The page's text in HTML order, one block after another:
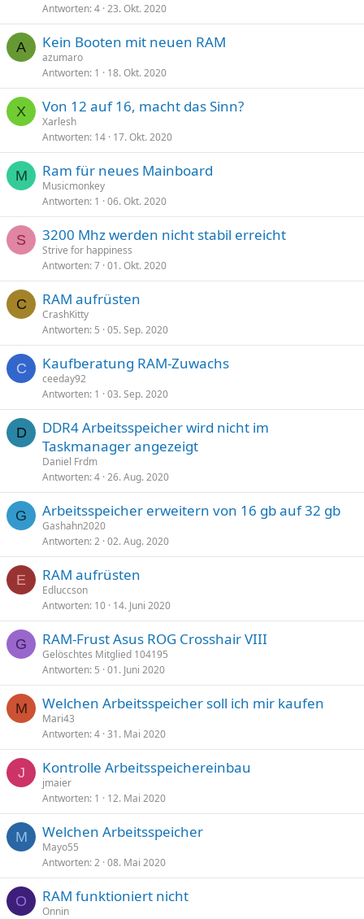
Antworten 4 23. Okt. 2020
A Kein Booten mit neuen RAM
azumaro
Antworten 1 18. Okt. 2020
X Von 12 auf 16, macht das Sinn?
Xarlesh
Antworten 14 17. Okt. 2020
M Ram für neues Mainboard
Musicmonkey
Antworten 1 06. Okt. 2020
S 3200 Mhz werden nicht stabil erreicht
Strive for happiness
Antworten 7 01. Okt. 2020
C RAM aufrüsten
CrashKitty
Antworten 5 05. Sep. 2020
C Kaufberatung RAM-Zuwachs
ceeday92
Antworten 1 03. Sep. 2020
D
DDR4 Arbeitsspeicher wird nicht im
Taskmanager angezeigt
Daniel Frdm
Antworten 4 26. Aug. 2020
G Arbeitsspeicher erweitern von 16 gb auf 32 gb
Gashahn2020
Antworten 2 02. Aug. 2020
E RAM aufrüsten
Edluccson
Antworten 10 14. Juni 2020
G RAM-Frust Asus ROG Crosshair VIII
Gelöschtes Mitglied 104195
Antworten 5 01. Juni 2020
M Welchen Arbeitsspeicher soll ich mir kaufen
Mari43
Antworten 4 31. Mai 2020
J Kontrolle Arbeitsspeichereinbau
jmaier
Antworten 1 12. Mai 2020
M Welchen Arbeitsspeicher
Mayo55
Antworten 2 08. Mai 2020
O RAM funktioniert nicht
Onnin